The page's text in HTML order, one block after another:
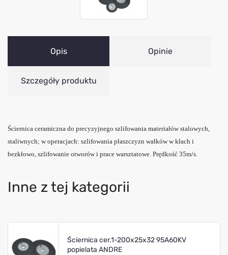
Opis Opinie
Szczegóły produktu
Ściernica ceramiczna do precyzyjnego szlifowania materiałów stalowych,
staliwnych; w operacjach: szlifowania płaszczyzn wałków w kłach i
bezkłowo, szlifowanie otworów i prace warsztatowe. Prędkość 35m/s.
Inne z tej kategorii
Ściernica cer.1-200x25x32 95A60KV
popielata ANDRE